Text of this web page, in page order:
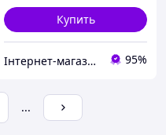
Купить
Інтернет-магазин Megusta 95%
...